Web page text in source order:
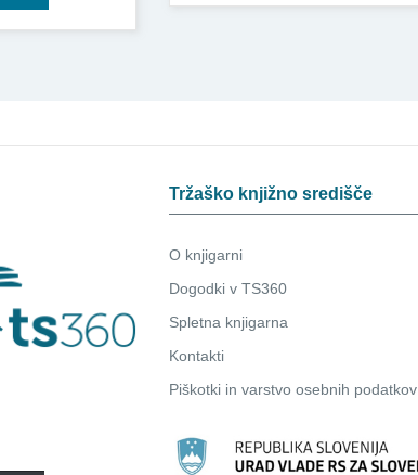
Tržaško knjižno središče
O knjigarni
Dogodki v TS360
Spletna knjigarna
Kontakti
Piškotkiin varstvo osebnih podatkov